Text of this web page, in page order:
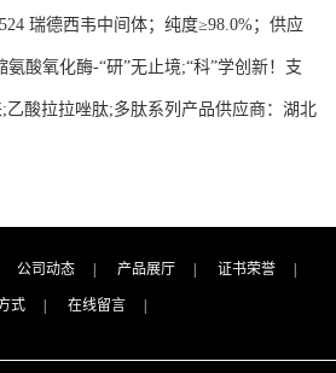
支持三方验证；支持定制；检测图谱；
瑞德西韦中间体；纯度≥98.0%；供应
】-“研”无止境;“科”学创新！支持三方验
MSDS等技术支持！-业务咨询联系-王菲
氨酸氧化酶-“研”无止境;“科”学创新！支
等技术支持！
;乙酸拉拉唑肽;多肽系列产品供应商：湖北
公司动态 产品展厅 证书荣誉
式 在线留言